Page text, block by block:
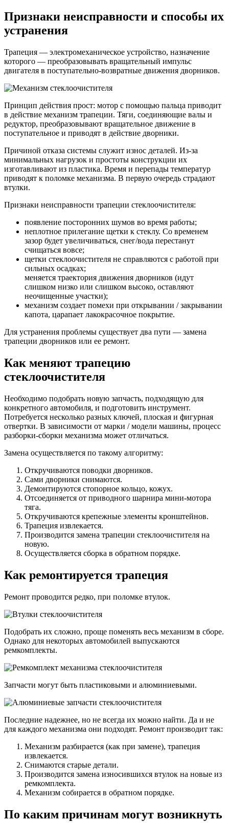
Признаки неисправности и способы их
устранения
Трапеция — электромеханическое устройство, назначение
которого — преобразовывать вращательный импульс
двигателя в поступательно-возвратные движения дворников.
Принцип действия прост: мотор с помощью пальца приводит
в действие механизм трапеции. Тяги, соединяющие валы и
редуктор, преобразовывают вращательное движение в
поступательное и приводят в действие дворники.
Причиной отказа системы служит износ деталей. Из-за
минимальных нагрузок и простоты конструкции их
изготавливают из пластика. Время и перепады температур
приводят к поломке механизма. В первую очередь страдают
втулки.
Признаки неисправности трапеции стеклоочистителя:
появление посторонних шумов во время работы;
неплотное прилегание щетки к стеклу. Со временем
зазор будет увеличиваться, снег/вода перестанут
счищаться вовсе;
щетки стеклоочистителя не справляются с работой при
сильных осадках;
меняется траектория движения дворников (идут
слишком низко или слишком высоко, оставляют
неочищенные участки);
механизм создает помехи при открывании / закрывании
капота, царапает лакокрасочное покрытие.
Для устранения проблемы существует два пути — замена
трапеции дворников или ее ремонт.
Как меняют трапецию
стеклоочистителя
Необходимо подобрать новую запчасть, подходящую для
конкретного автомобиля, и подготовить инструмент.
Потребуется несколько разных ключей, плоская и фигурная
отвертки. В зависимости от марки / модели машины, процесс
разборки-сборки механизма может отличаться.
Замена осуществляется по такому алгоритму:
Откручиваются поводки дворников.
Сами дворники снимаются.
Демонтируются стопорное кольцо, кожух.
Отсоединяется от приводного шарнира мини-мотора
тяга.
Откручиваются крепежные элементы кронштейнов.
Трапеция извлекается.
Производится замена трапеции стеклоочистителя на
новую.
Осуществляется сборка в обратном порядке.
Как ремонтируется трапеция
Ремонт проводится редко, при поломке втулок.
Подобрать их сложно, проще поменять весь механизм в сборе.
Однако для некоторых автомобилей выпускаются
ремкомплекты.
Запчасти могут быть пластиковыми и алюминиевыми.
Последние надежнее, но не всегда их можно найти. Да и не
для каждого механизма они подходят. Ремонт производит так:
Механизм разбирается (как при замене), трапеция
извлекается.
Снимаются старые детали.
Производится замена износившихся втулок на новые из
ремкомплекта.
Механизм собирается в обратном порядке.
По каким причинам могут возникнуть